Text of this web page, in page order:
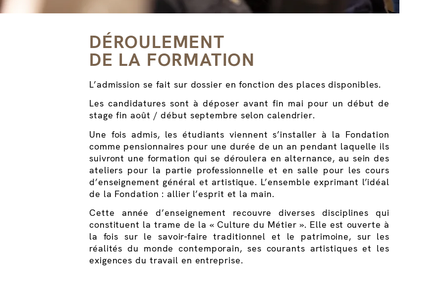
DÉROULEMENT
DE LA FORMATION
L’admission se fait sur dossier en fonction des places disponibles.
Les candidatures sont à déposer avant fin mai pour un début de
stage fin août / début septembre selon calendrier.
Une fois admis, les étudiants viennent s’installer à la Fondation
comme pensionnaires pour une durée de un an pendant laquelle ils
suivront une formation qui se déroulera en alternance, au sein des
ateliers pour la partie professionnelle et en salle pour les cours
d’enseignement général et artistique. L’ensemble exprimant l’idéal
de la Fondation : allier l’esprit et la main.
Cette année d’enseignement recouvre diverses disciplines qui
constituent la trame de la « Culture du Métier ». Elle est ouverte à
la fois sur le savoir-faire traditionnel et le patrimoine, sur les
réalités du monde contemporain, ses courants artistiques et les
exigences du travail en entreprise.